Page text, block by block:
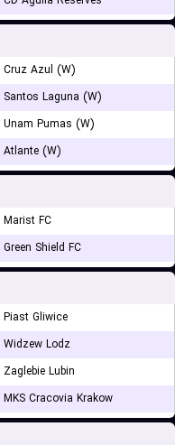
Cruz Azul (W)
Santos Laguna (W)
Unam Pumas (W)
Atlante (W)
Marist FC
Green Shield FC
Piast Gliwice
Widzew Lodz
Zaglebie Lubin
MKS Cracovia Krakow